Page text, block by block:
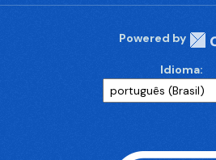
Powered by
Idioma